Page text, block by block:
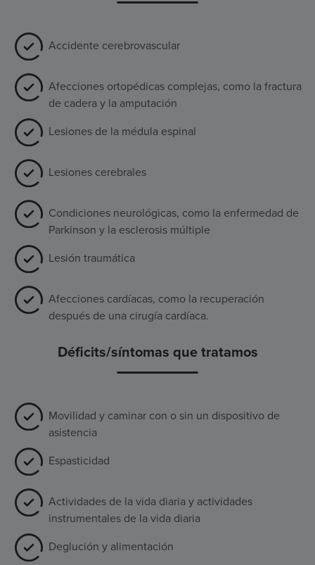
Accidente cerebrovascular
Afecciones ortopédicas complejas, como la fractura
de cadera y la amputación
Lesiones de la médula espinal
Lesiones cerebrales
Condiciones neurológicas, como la enfermedad de
Parkinson y la esclerosis múltiple
Lesión traumática
Afecciones cardíacas, como la recuperación
después de una cirugía cardíaca.
Déficits/síntomas que tratamos
Movilidad y caminar con o sin un dispositivo de
asistencia
Espasticidad
Actividades de la vida diaria y actividades
instrumentales de la vida diaria
Deglución y alimentación